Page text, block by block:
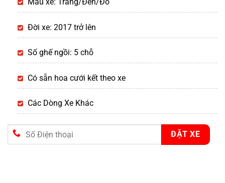
Đời xe: 2017 trở lên
Số ghế ngồi: 5 chỗ
Có sẵn hoa cưới kết theo xe
Các Dòng Xe Khác